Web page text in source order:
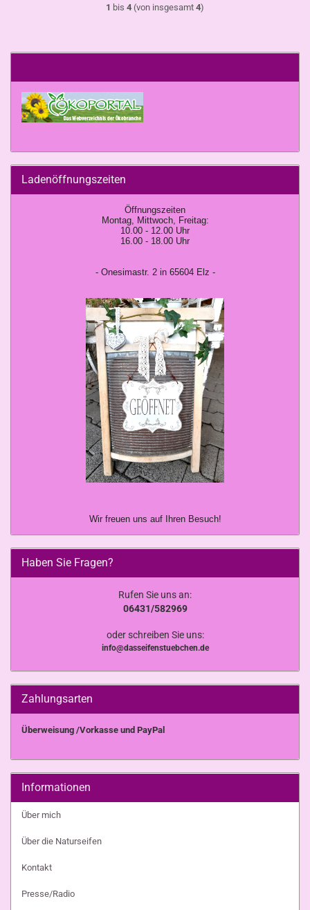
1 bis 4 (von insgesamt 4)
Ladenöffnungszeiten
Öffnungszeiten
Montag, Mittwoch, Freitag:
10.00 - 12.00 Uhr
16.00 - 18.00 Uhr
- Onesimastr. 2 in 65604 Elz -
Wir freuen uns auf Ihren Besuch!
Haben Sie Fragen?
Rufen Sie uns an:
06431/582969
oder schreiben Sie uns:
info@dasseifenstuebchen.de
Zahlungsarten
Überweisung /Vorkasse und PayPal
Informationen
Über mich
Über die Naturseifen
Kontakt
Presse/Radio